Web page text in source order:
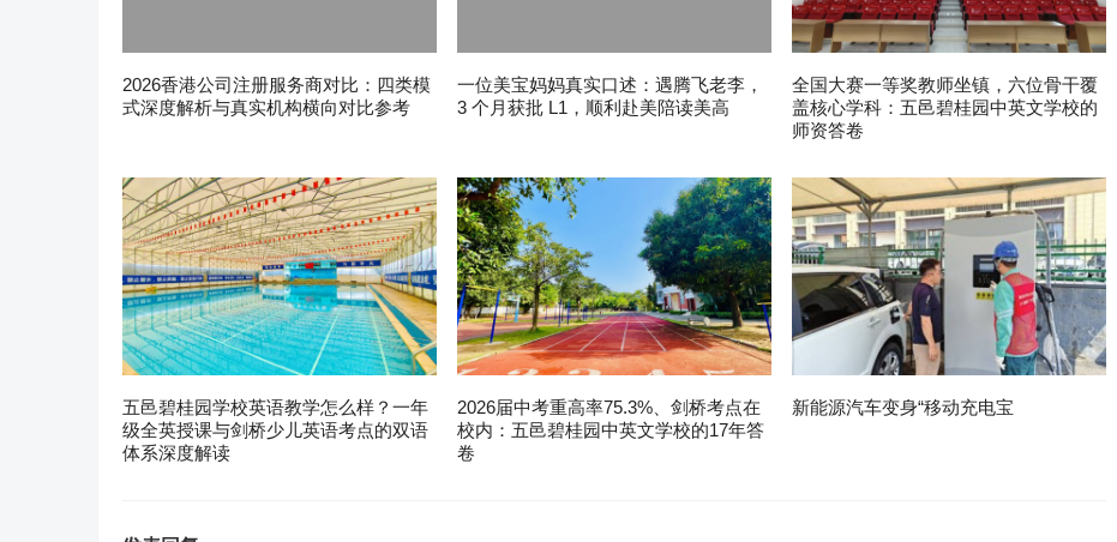
2026香港公司注册服务商对比：四类模
式深度解析与真实机构横向对比参考
一位美宝妈妈真实口述：遇腾飞老李，
3 个月获批 L1，顺利赴美陪读美高
全国大赛一等奖教师坐镇，六位骨干覆
盖核心学科：五邑碧桂园中英文学校的
师资答卷
五邑碧桂园学校英语教学怎么样？一年
级全英授课与剑桥少儿英语考点的双语
体系深度解读
2026届中考重高率75.3%、剑桥考点在
校内：五邑碧桂园中英文学校的17年答
卷
新能源汽车变身“移动充电宝